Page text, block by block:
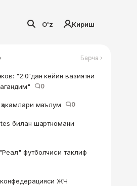
O'z Кириш
Барча ›
"2:0'дан кейин вазиятни
0
маълум 0
билан шартномани
футболчиси таклиф
ЖЧ